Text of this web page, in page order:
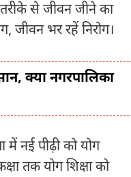
से जीवन जीने का
जीवन भर रहें निरोग।
क्या नगरपालिका
में नई पीढ़ी को योग
तक योग शिक्षा को